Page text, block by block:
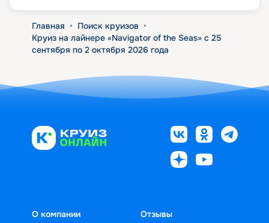
Главная • Поиск круизов •
Круиз на лайнере «Navigator of the Seas» с 25
сентября по 2 октября 2026 года
О компании
Отзывы